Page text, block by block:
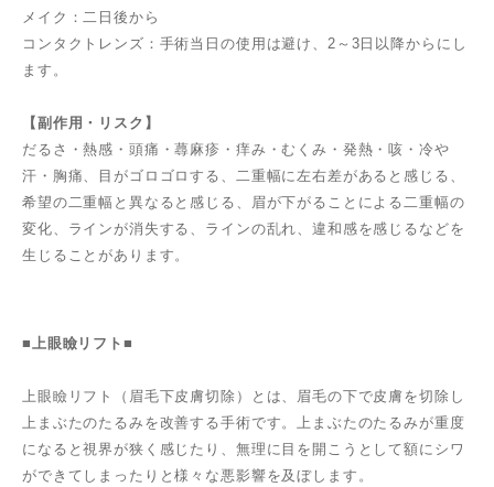
メイク：二日後から
コンタクトレンズ：手術当日の使用は避け、2～3日以降からにし
ます。
【副作用・リスク】
だるさ・熱感・頭痛・蕁麻疹・痒み・むくみ・発熱・咳・冷や
汗・胸痛、目がゴロゴロする、二重幅に左右差があると感じる、
希望の二重幅と異なると感じる、眉が下がることによる二重幅の
変化、ラインが消失する、ラインの乱れ、違和感を感じるなどを
生じることがあります。
■上眼瞼リフト ■
上眼瞼リフト（眉毛下皮膚切除）とは、眉毛の下で皮膚を切除し
上まぶたのたるみを改善する手術です。上まぶたのたるみが重度
になると視界が狭く感じたり、無理に目を開こうとして額にシワ
ができてしまったりと様々な悪影響を及ぼします。